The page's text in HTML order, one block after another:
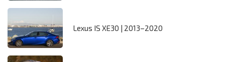
Lexus IS XE30 | 2013–2020